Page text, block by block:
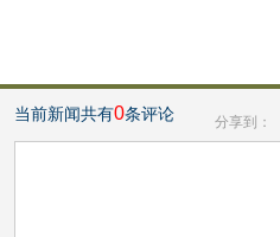
当前新闻共有0条评论 分享到：